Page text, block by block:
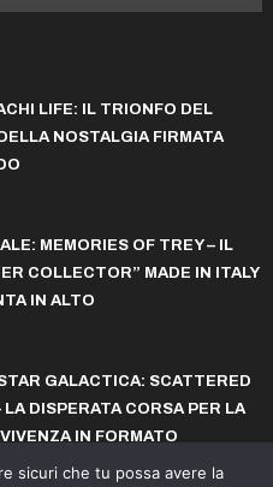
LIFE: IL TRIONFO DEL
NOSTALGIA FIRMATA
MEMORIES OF TREY – IL
COLLECTOR” MADE IN ITALY
IN ALTO
GALACTICA: SCATTERED
LA DISPERATA CORSA PER LA
IN FORMATO
sicuri che tu possa avere la